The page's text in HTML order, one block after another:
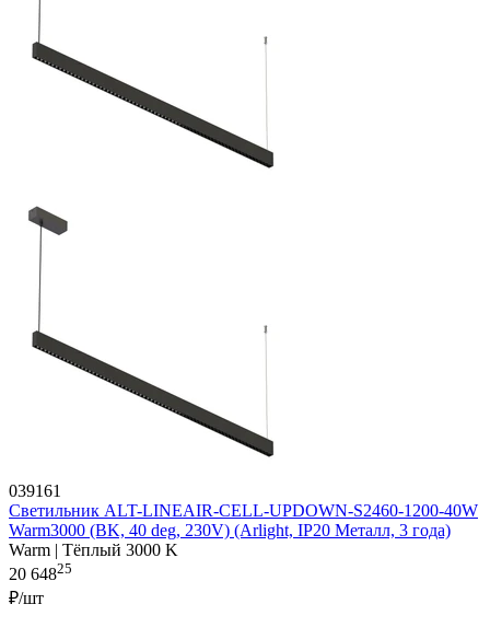
039161
Светильник ALT-LINEAIR-CELL-UPDOWN-S2460-1200-40W
Warm3000 (BK, 40 deg, 230V) (Arlight, IP20 Металл, 3 года)
Warm | Тёплый 3000 K
20 64825
₽/шт